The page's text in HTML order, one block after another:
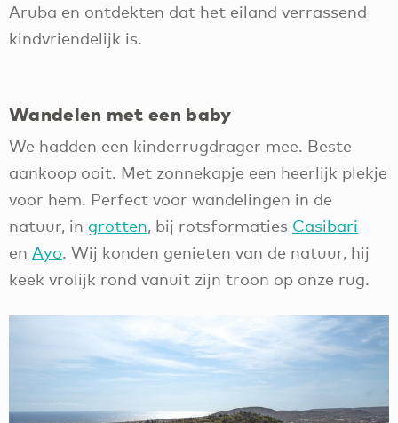
Aruba en ontdekten dat het eiland verrassend
kindvriendelijk is.
Wandelen met een baby
We hadden een kinderrugdrager mee. Beste
aankoop ooit. Met zonnekapje een heerlijk plekje
voor hem. Perfect voor wandelingen in de
natuur, in grotten, bij rotsformaties Casibari
en Ayo. Wij konden genieten van de natuur, hij
keek vrolijk rond vanuit zijn troon op onze rug.